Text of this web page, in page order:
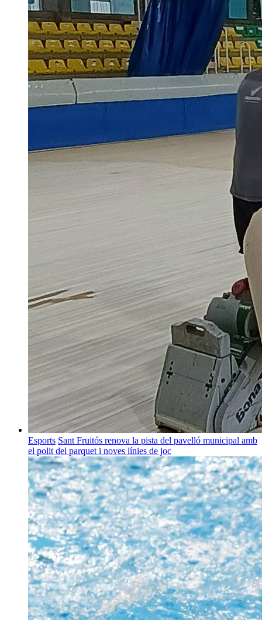
Esports Sant Fruitós renova la pista del pavelló municipal amb
el polit del parquet i noves línies de joc